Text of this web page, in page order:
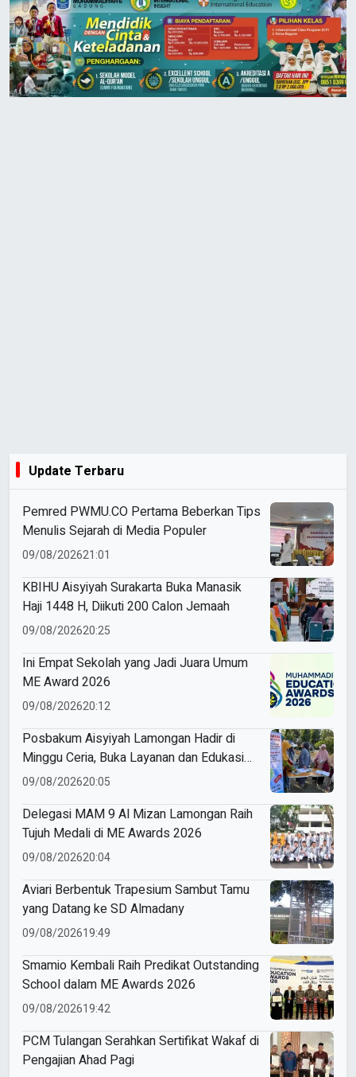
Update Terbaru
Pemred PWMU.CO Pertama Beberkan Tips
Menulis Sejarah di Media Populer
09/08/202621:01
KBIHU Aisyiyah Surakarta Buka Manasik
Haji 1448 H, Diikuti 200 Calon Jemaah
09/08/202620:25
Ini Empat Sekolah yang Jadi Juara Umum
ME Award 2026
09/08/202620:12
Posbakum Aisyiyah Lamongan Hadir di
Minggu Ceria, Buka Layanan dan Edukasi
Hukum Gratis untuk Perempuan
09/08/202620:05
Delegasi MAM 9 Al Mizan Lamongan Raih
Tujuh Medali di ME Awards 2026
09/08/202620:04
Aviari Berbentuk Trapesium Sambut Tamu
yang Datang ke SD Almadany
09/08/202619:49
Smamio Kembali Raih Predikat Outstanding
School dalam ME Awards 2026
09/08/202619:42
PCM Tulangan Serahkan Sertifikat Wakaf di
Pengajian Ahad Pagi